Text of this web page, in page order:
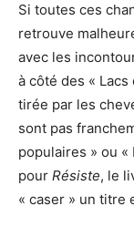
Si toutes ces
retrouve
avec les
à côté des «
tirée par les
sont pas
populaires » ou «
pour Résiste, le
« caser » un titre